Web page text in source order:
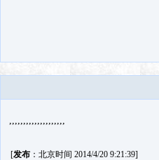
,,,,,,,,,,,,,,,,,,,,
[发布：北京时间 2014/4/20 9:21:39]